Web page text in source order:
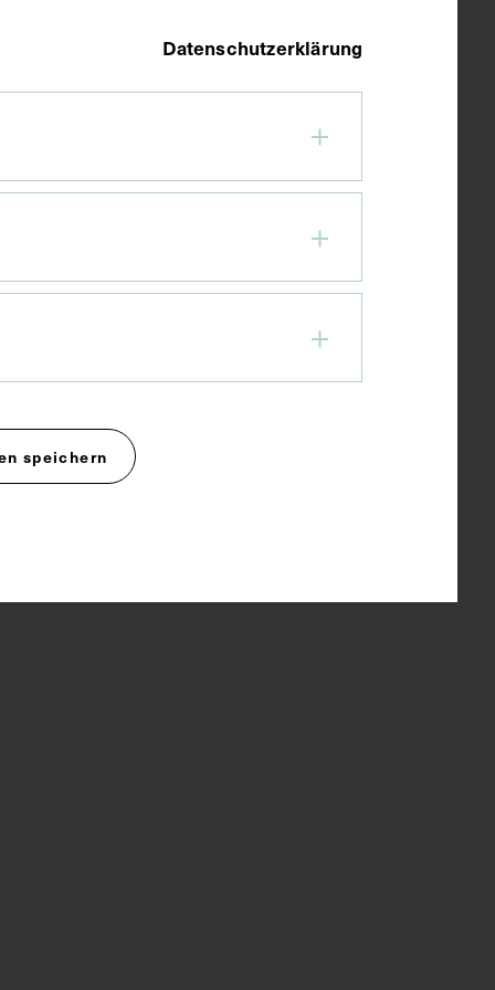
Datenschutzerklärung
speichern